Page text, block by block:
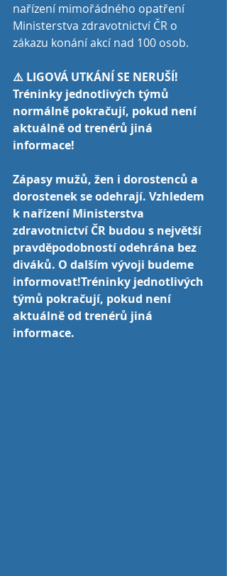
nařízení mimořádného opatření
Ministerstva zdravotnictví ČR o
zákazu konání akcí nad 100 osob.
⚠️ LIGOVÁ UTKÁNÍ SE NERUŠÍ!
Tréninky jednotlivých týmů
normálně pokračují, pokud není
aktuálně od trenérů jiná
informace!
Zápasy mužů, žen i dorostenců a
dorostenek se odehrají. Vzhledem
k nařízení Ministerstva
zdravotnictví ČR budou s největší
pravděpodobností odehrána bez
diváků. O dalším vývoji budeme
informovat!Tréninky jednotlivých
týmů pokračují, pokud není
aktuálně od trenérů jiná
informace.